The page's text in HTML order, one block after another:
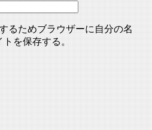
るためブラウザーに自分の名
トを保存する。